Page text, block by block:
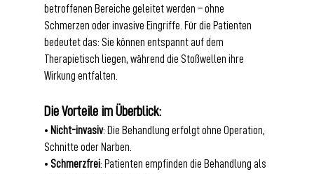
betroffenen Bereiche geleitet werden – ohne
Schmerzen oder invasive Eingriffe. Für die Patienten
bedeutet das: Sie können entspannt auf dem
Therapietisch liegen, während die Stoßwellen ihre
Wirkung entfalten.
Die Vorteile im Überblick:
• Nicht-invasiv: Die Behandlung erfolgt ohne Operation,
Schnitte oder Narben.
• Schmerzfrei: Patienten empfinden die Behandlung als